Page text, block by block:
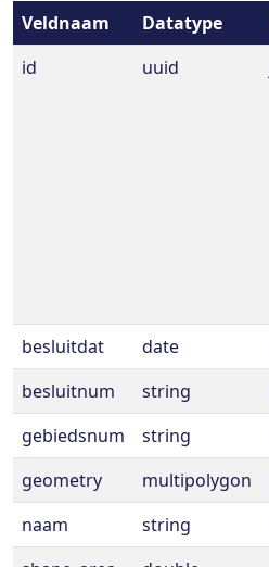
Veldnaam Datatype
id
uuid
besluitdat
date
besluitnum
string
gebiedsnum
string
geometry
multipolygon
naam
string